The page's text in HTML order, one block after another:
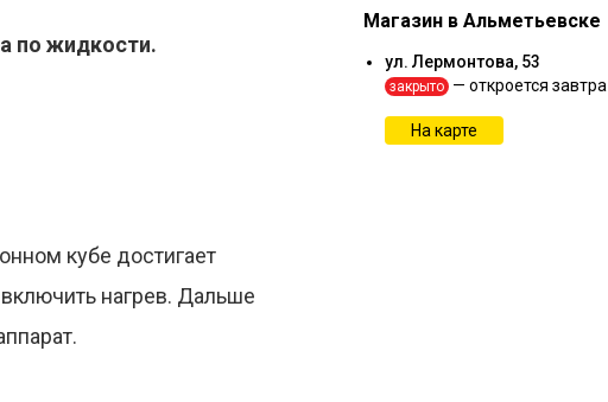
по жидкости.
кубе достигает
нагрев. Дальше
Магазин в Альметьевске
ул. Лермонтова, 53
закрыто — откроется завтра
На карте